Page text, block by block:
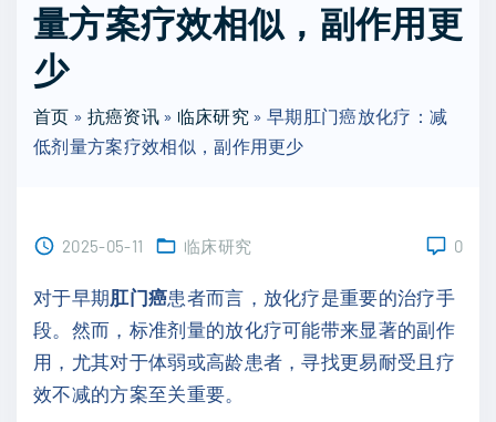
c
h
r
:
量方案疗效相似，副作用更
少
首页 » 抗癌资讯» 临床研究 »早期肛门癌放化疗：减
低剂量方案疗效相似，副作用更少
2025-05-11 临床研究 0
对于早期肛门癌患者而言，放化疗是重要的治疗手
段。然而，标准剂量的放化疗可能带来显著的副作
用，尤其对于体弱或高龄患者，寻找更易耐受且疗
效不减的方案至关重要。